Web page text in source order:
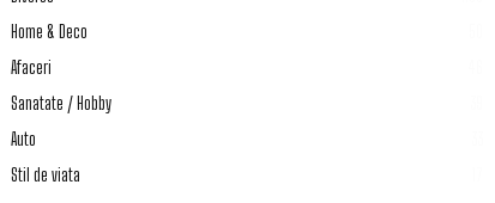
Home & Deco
Afaceri
Sanatate / Hobby
Auto
Stil de viata